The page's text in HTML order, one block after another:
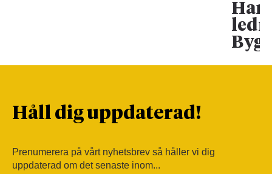
Han
Håll dig uppdaterad!
Prenumerera på vårt nyhetsbrev så håller vi dig
uppdaterad om det senaste inom...